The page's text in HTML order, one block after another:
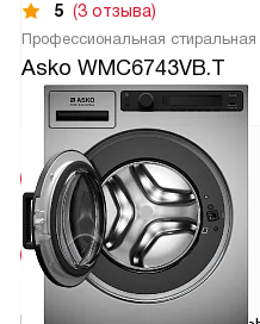
5 (3 отзыва)
Профессиональная
Asko WMC6743VB.T
198 900руб.
Бесплатная
доставка
Установка
от 3700 руб.